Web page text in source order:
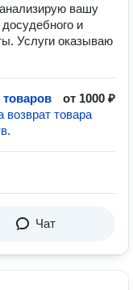
вашу
и
Услуги оказываю
товаров
от 1000 ₽
возврат товара
Чат